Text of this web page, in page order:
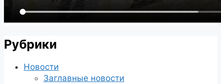
Рубрики
Новости
Заглавные новости